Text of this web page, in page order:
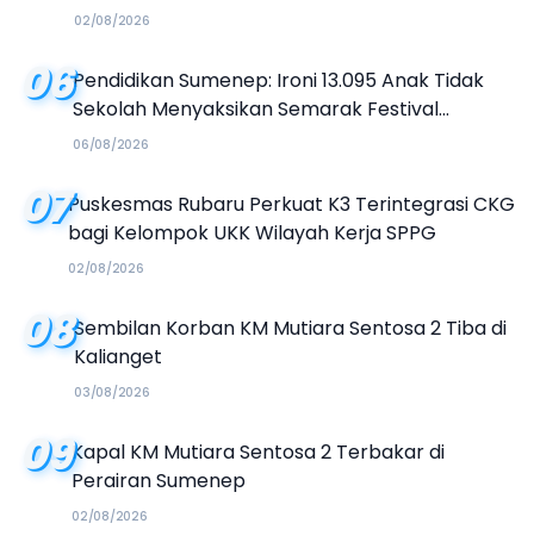
02/08/2026
06Pendidikan Sumenep: Ironi 13.095 Anak Tidak
Sekolah Menyaksikan Semarak Festival
Kalender Event 2026
06/08/2026
07Puskesmas Rubaru Perkuat K3 Terintegrasi CKG
bagi Kelompok UKK Wilayah Kerja SPPG
02/08/2026
08Sembilan Korban KM Mutiara Sentosa 2 Tiba di
Kalianget
03/08/2026
09Kapal KM Mutiara Sentosa 2 Terbakar di
Perairan Sumenep
02/08/2026